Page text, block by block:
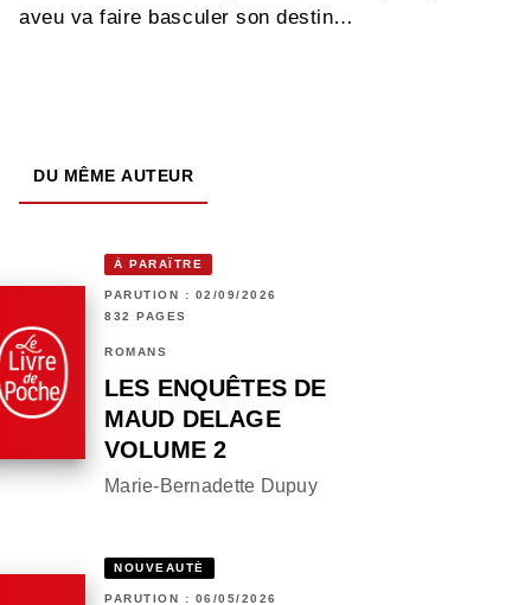
aveu va faire basculer son destin…
DU MÊME AUTEUR
À PARAÎTRE
PARUTION : 02/09/2026
832 PAGES
ROMANS
LES ENQUÊTES DE
MAUD DELAGE
VOLUME 2
Marie-Bernadette Dupuy
NOUVEAUTÉ
PARUTION : 06/05/2026